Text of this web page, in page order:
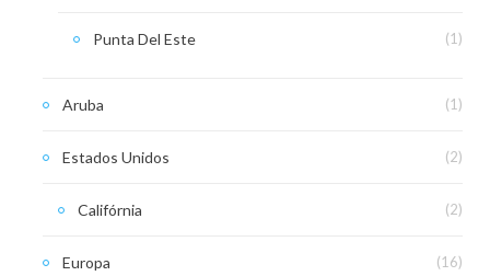
Punta Del Este (1)
Aruba (1)
Estados Unidos (2)
Califórnia (2)
Europa (16)